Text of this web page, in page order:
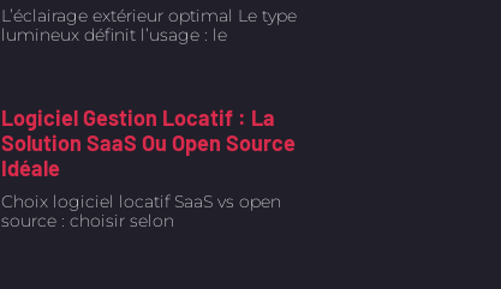
L’éclairage extérieur optimal Le type
lumineux définit l’usage : le
Logiciel Gestion Locatif : La
Solution SaaS Ou Open Source
Idéale
Choix logiciel locatif SaaS vs open
source : choisir selon